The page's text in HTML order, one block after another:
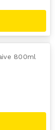
800ml